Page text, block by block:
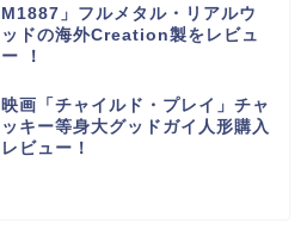
M1887」フルメタル・リアルウ
ッドの海外Creation製をレビュ
ー ！
映画「チャイルド・プレイ」チャ
ッキー等身大グッドガイ人形購入
レビュー！